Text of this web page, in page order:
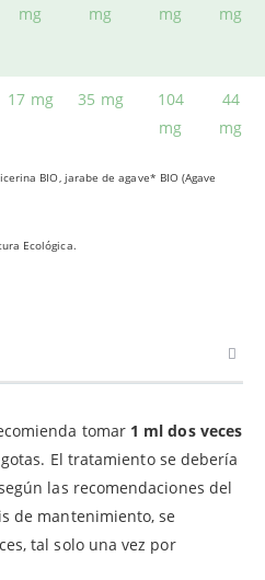
mg
mg
mg
mg
17 mg 35 mg
104
mg
44
mg
BIO, jarabe de agave* BIO (Agave
Ecológica.
tomar 1 ml dos veces
El tratamiento se debería
las recomendaciones del
de mantenimiento, se
tal solo una vez por